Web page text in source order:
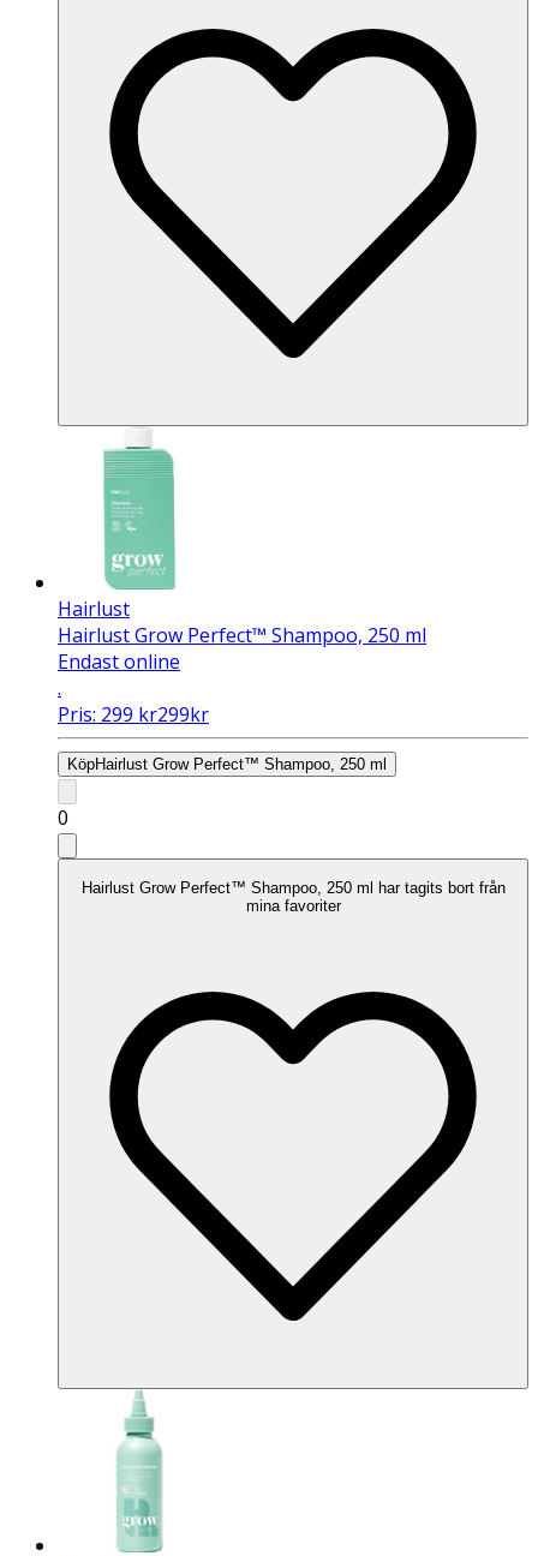
Hairlust
Hairlust Grow Perfect™ Shampoo, 250 ml
Endast online
.
Pris: 299 kr299kr
KöpHairlust Grow Perfect™ Shampoo, 250 ml
0
Hairlust Grow Perfect™ Shampoo, 250 ml har tagits bort från
mina favoriter